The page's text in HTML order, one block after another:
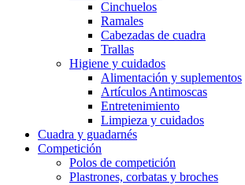
Cinchuelos
Ramales
Cabezadas de cuadra
Trallas
Higiene y cuidados
Alimentación y suplementos
Artículos Antimoscas
Entretenimiento
Limpieza y cuidados
Cuadra y guadarnés
Competición
Polos de competición
Plastrones, corbatas y broches